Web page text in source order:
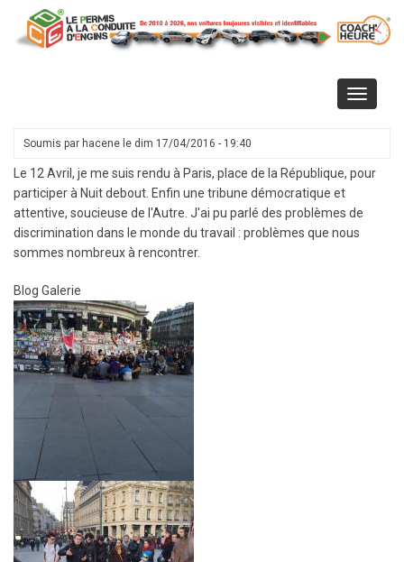
contenu
Toggle
Soumis par hacene le dim 17/04/2016 - 19:40
Le 12 Avril, je me suis rendu à Paris, place de la République, pour
participer à Nuit debout. Enfin une tribune démocratique et
attentive, soucieuse de l'Autre. J'ai pu parlé des problèmes de
discrimination dans le monde du travail : problèmes que nous
sommes nombreux à rencontrer.
Blog Galerie